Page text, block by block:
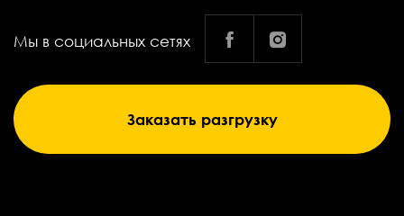
Мы в социальных сетях
Заказать разгрузку